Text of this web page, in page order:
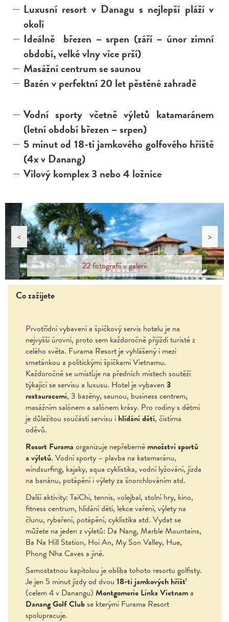
Luxusní resort v Danagu s nejlepší pláží v
okolí
Ideálně březen – srpen (září – únor zimní
období, velké vlny více prší)
Masážní centrum se saunou
Bazén v perfektní 20 let pěstěné zahradě
Vodní sporty včetně výletů katamaránem
(letní období březen – srpen)
5 minut od 18-ti jamkového golfového hřiště
(4x v Danang)
Vilový komplex 3 nebo 4 ložnice
< >
22 fotografií v galerii
Co zažijete
Prvotřídní vybavení a špičkový servis hotelu je na
nejvyšší úrovni, proto sem každoročně přijíždí turisté z
celého světa. Furama Resort je vyhlášený i mezi
smetánkou a politickými špičkami Vietnamu.
Každoročně se umísťuje na předních místech soutěží
týkající se servisu a luxusu. Hotel je vybaven 3
restauracemi, 3 bazény, saunou, business centrem,
masážním salónem a salónem krásy. Pro rodiny s dětmi
je důležitou součástí servisu i hlídání dětí, čistírna
oděvů.
Resort Furama organizuje nepřeberné množství sportů
a výletů. Vodní sporty – plavba na katamaránu,
windsurfing, kajaky, aqua cyklistika, vodní lyžování, jízda
na banánu, potápění i výlety za šnorchlováním atd.
Další aktivity: TaiChi, tennis, volejbal, stolní hry, kino,
fitness centrum, hlídání dětí, lekce vaření, výlety na
člunu, rybaření, potápění, cyklistika atd. Vydat se
můžete na jeden z výletů: Da Nang, Marble Mountains,
Ba Na Hill Station, Hoi An, My Son Valley, Hue,
Phong Nha Caves a jiné.
Samostatnou kapitolou je obliba tohoto resortu golfisty.
Je jen 5 minut jízdy od dvou 18-ti jamkových hřišť
(celem 4 v Danangu) Montgomerie Links Vietnama
Danang Golf Clubse kterými Furama Resort
spolupracuje.